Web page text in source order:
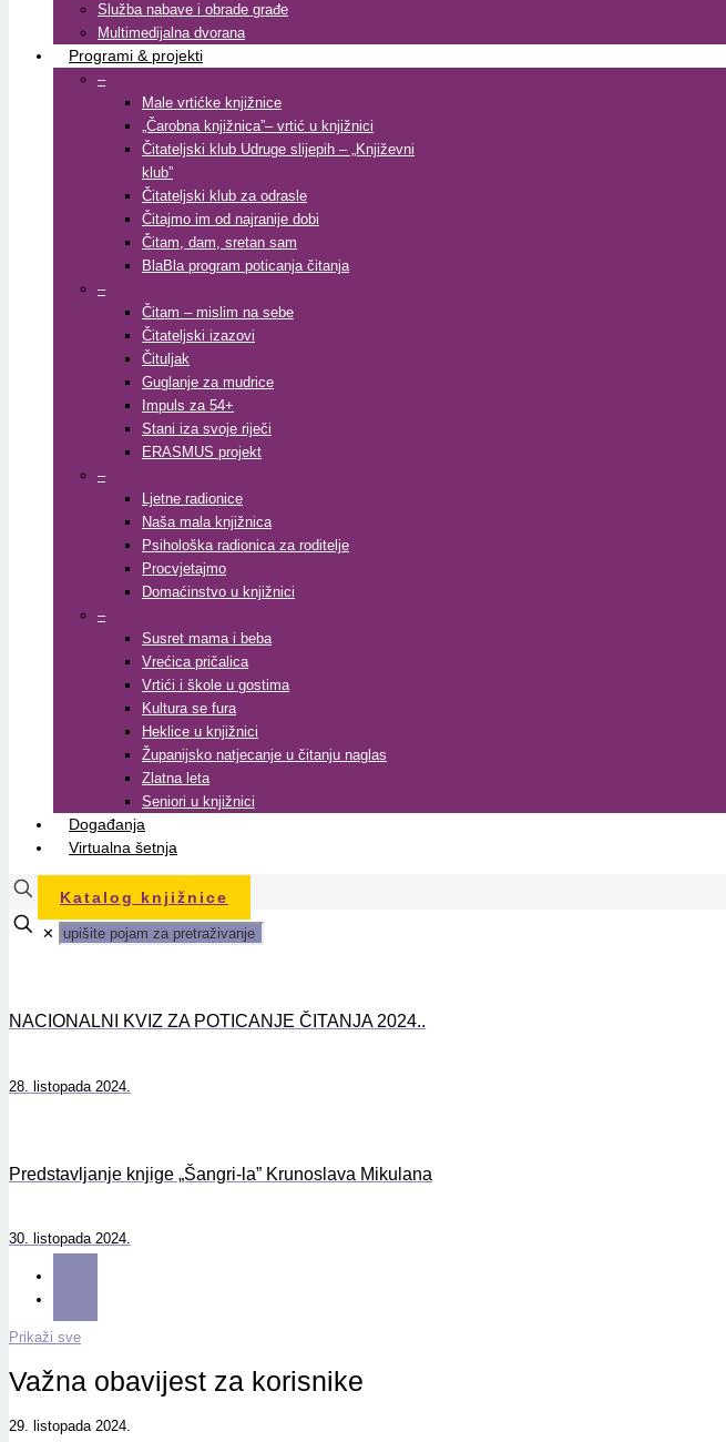
Služba nabave i obrade građe
Multimedijalna dvorana
Programi & projekti
–
Male vrtićke knjižnice
„Čarobna knjižnica”– vrtić u knjižnici
Čitateljski klub Udruge slijepih – „Književni
klub”
Čitateljski klub za odrasle
Čitajmo im od najranije dobi
Čitam, dam, sretan sam
BlaBla program poticanja čitanja
–
Čitam – mislim na sebe
Čitateljski izazovi
Čituljak
Guglanje za mudrice
Impuls za 54+
Stani iza svoje riječi
ERASMUS projekt
–
Ljetne radionice
Naša mala knjižnica
Psihološka radionica za roditelje
Procvjetajmo
Domaćinstvo u knjižnici
–
Susret mama i beba
Vrećica pričalica
Vrtići i škole u gostima
Kultura se fura
Heklice u knjižnici
Županijsko natjecanje u čitanju naglas
Zlatna leta
Seniori u knjižnici
Događanja
Virtualna šetnja
Katalog knjižnice
✕
NACIONALNI KVIZ ZA POTICANJE ČITANJA 2024..
28. listopada 2024.
Predstavljanje knjige „Šangri-la” Krunoslava Mikulana
30. listopada 2024.
Prikaži sve
Važna obavijest za korisnike
29. listopada 2024.